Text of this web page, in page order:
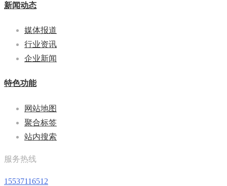
新闻动态
媒体报道
行业资讯
企业新闻
特色功能
网站地图
聚合标签
站内搜索
服务热线
15537116512